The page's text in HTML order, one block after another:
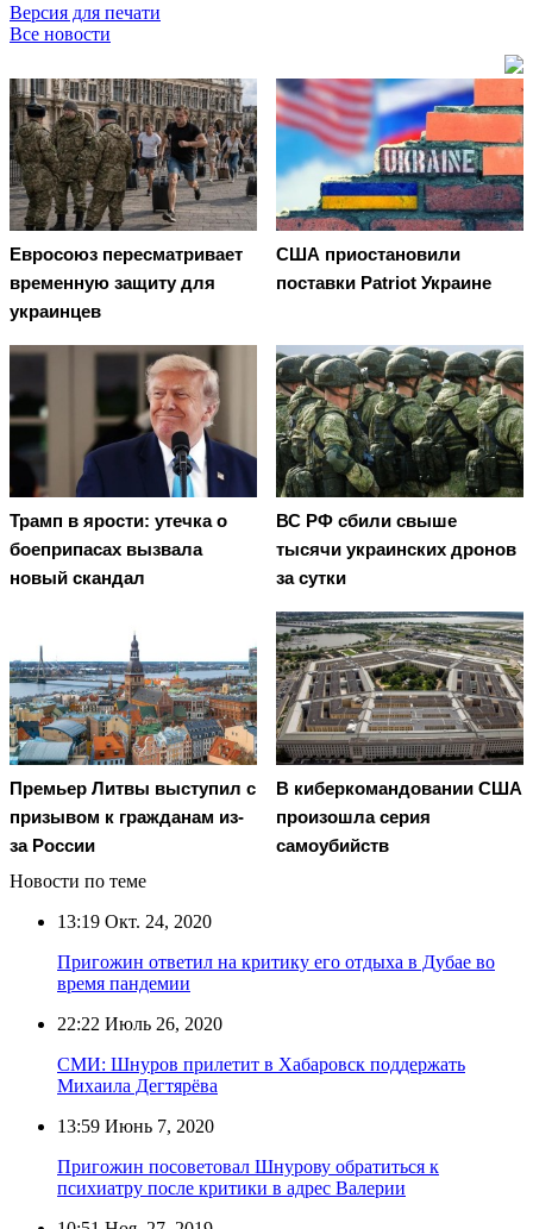
Версия для печати
Все новости
Евросоюз пересматривает
временную защиту для
украинцев
США приостановили
поставки Patriot Украине
Трамп в ярости: утечка о
боеприпасах вызвала
новый скандал
ВС РФ сбили свыше
тысячи украинских дронов
за сутки
Премьер Литвы выступил с
призывом к гражданам из-
за России
В киберкомандовании США
произошла серия
самоубийств
Новости по теме
13:19 Окт. 24, 2020
Пригожин ответил на критику его отдыха в Дубае во
время пандемии
22:22 Июль 26, 2020
СМИ: Шнуров прилетит в Хабаровск поддержать
Михаила Дегтярёва
13:59 Июнь 7, 2020
Пригожин посоветовал Шнурову обратиться к
психиатру после критики в адрес Валерии